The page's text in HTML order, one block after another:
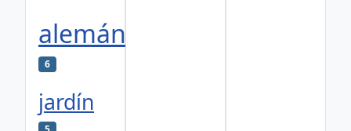
alemán
6
jardín